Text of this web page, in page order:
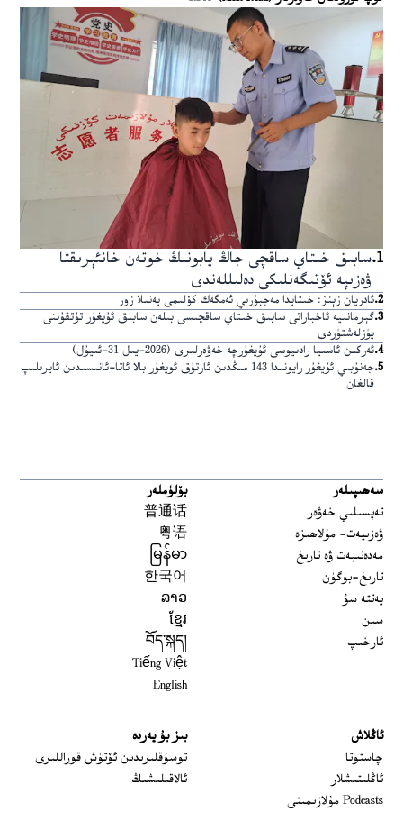
1
.سابىق خىتاي ساقچى جاڭ يابونىڭ خوتەن خانئېرىقتا
ۋەزىپە ئۆتىگەنلىكى دەلىللەندى
2
.ئادريان زېنز: خىتايدا مەجبۇرىي ئەمگەك كۆلىمى يەنىلا زور
3
.گېرمانىيە ئاخباراتى سابىق خىتاي ساقچىسى بىلەن سابىق ئۇيغۇر تۇتقۇننى
يۈزلەشتۈردى
4
.ئەركىن ئاسىيا رادىيوسى ئۇيغۇرچە خەۋەرلىرى (2026-يىل 31-ئىيۇل)
5
.
جەنۇبىي ئۇيغۇر رايونىدا 143 مىڭدىن ئارتۇق ئويغۇر بالا ئاتا-ئانىسىدىن ئايرىلىپ
قالغان
سەھىپىلەر
تەپسىلىي خەۋەر
ۋەزىيەت- مۇلاھىزە
مەدەنىيەت ۋە تارىخ
تارىخ-بۈگۈن
يەتتە سۇ
سىن
ئارخىپ
بۆلۈملەر
普通话
粤语
မြန်မာ
한국어
ລາວ
ខ្មែរ
བོད་སྐད།
Tiếng Việt
English
ئاڭلاش
چاستوتا
ئاڭلىتىشلار
Podcasts مۇلازىمىتى
بىز بۇ يەردە
توسۇقلىرىدىن ئۆتۈش قوراللىرى
ئالاقىلىشىڭ